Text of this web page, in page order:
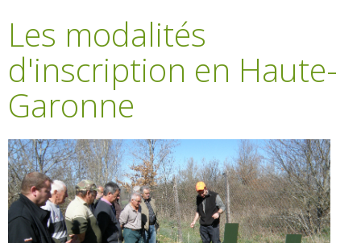
Les modalités
d'inscription en Haute-
Garonne